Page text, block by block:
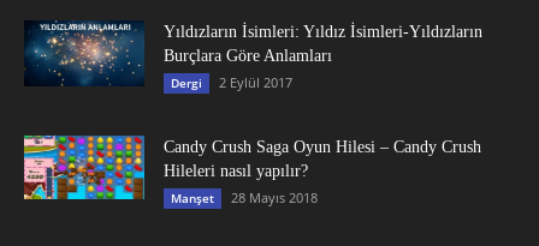
Yıldızların İsimleri: Yıldız İsimleri-Yıldızların
Burçlara Göre Anlamları
Dergi 2 Eylül 2017
Candy Crush Saga Oyun Hilesi – Candy Crush
Hileleri nasıl yapılır?
Manşet 28 Mayıs 2018